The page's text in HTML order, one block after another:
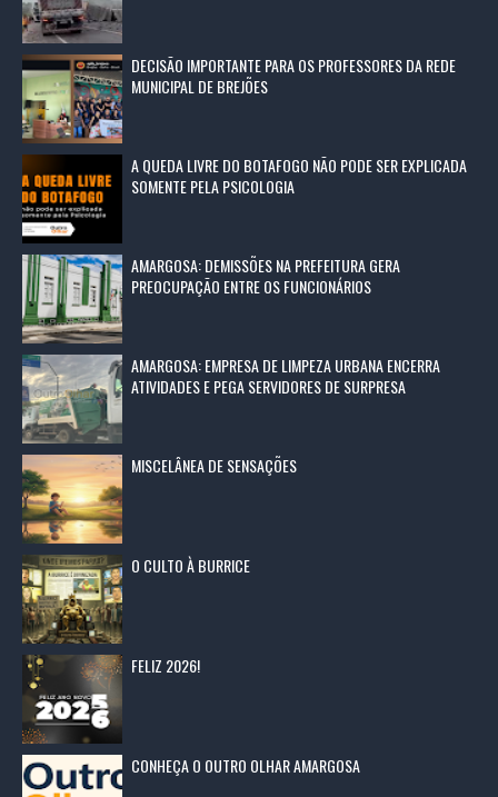
DECISÃO IMPORTANTE PARA OS PROFESSORES DA REDE
MUNICIPAL DE BREJÕES
A QUEDA LIVRE DO BOTAFOGO NÃO PODE SER EXPLICADA
SOMENTE PELA PSICOLOGIA
AMARGOSA: DEMISSÕES NA PREFEITURA GERA
PREOCUPAÇÃO ENTRE OS FUNCIONÁRIOS
AMARGOSA: EMPRESA DE LIMPEZA URBANA ENCERRA
ATIVIDADES E PEGA SERVIDORES DE SURPRESA
MISCELÂNEA DE SENSAÇÕES
O CULTO À BURRICE
FELIZ 2026!
CONHEÇA O OUTRO OLHAR AMARGOSA